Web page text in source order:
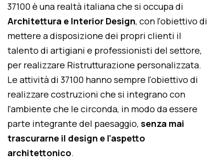
37100 è una realtà italiana che si occupa di
Architettura e Interior Design, con l'obiettivo di
mettere a disposizione dei propri clienti il
talento di artigiani e professionisti del settore,
per realizzare Ristrutturazione personalizzata.
Le attività di 37100 hanno sempre l'obiettivo di
realizzare costruzioni che si integrano con
l'ambiente che le circonda, in modo da essere
parte integrante del paesaggio, senza mai
trascurarne il design e l'aspetto
architettonico.